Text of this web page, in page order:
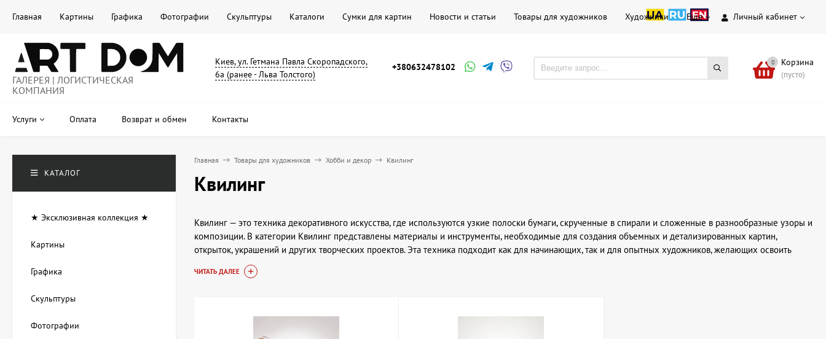
Личный кабинет
Главная Картины Графика Фотографии Скульптуры Каталоги Сумки для картин Новости и статьи Товары для художников Художники Еще
ГАЛЕРЕЯ | ЛОГИСТИЧЕСКАЯ
КОМПАНИЯ
Киев, ул. Гетмана Павла Скоропадского,
6а (ранее - Льва Толстого)
+380632478102 0 Корзина
(пусто)
Услуги Оплата Возврат и обмен Контакты
Главная Товары для художников Хобби и декор Квилинг
Квилинг
Квилинг — это техника декоративного искусства, где используются узкие полоски бумаги, скрученные в спирали и сложенные в разнообразные узоры и
композиции. В категории Квилинг представлены материалы и инструменты, необходимые для создания объемных и детализированных картин,
открыток, украшений и других творческих проектов. Эта техника подходит как для начинающих, так и для опытных художников, желающих освоить
новую область рукоделия или расширить свои творческие возможности.
ЧИТАТЬ ДАЛЕЕ
КАТАЛОГ
★ Эксклюзивная коллекция ★
Картины
Графика
Скульптуры
Фотографии